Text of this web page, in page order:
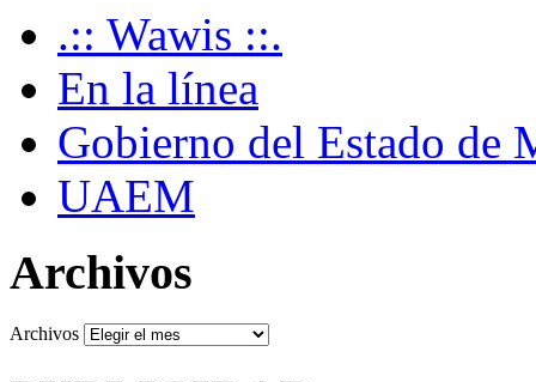
.:: Wawis ::.
En la línea
Gobierno del Estado de
UAEM
Archivos
Archivos